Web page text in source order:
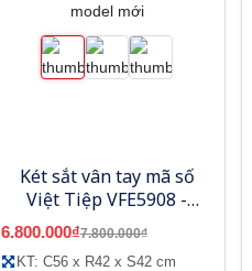
Két sắt vân tay mã số
Việt Tiệp VFE5908 -
model mới
6.800.000₫7.800.000₫
KT: C56 x R42 x S42 cm